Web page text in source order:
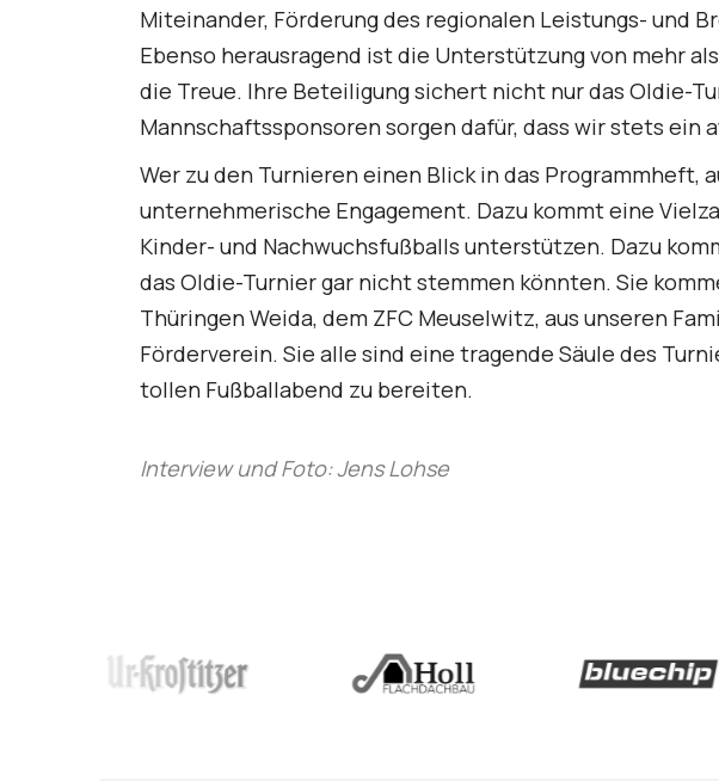
Miteinander, Förderung des regionalen Leistungs- und
Ebenso herausragend ist die Unterstützung von mehr
die Treue. Ihre Beteiligung sichert nicht nur das Oldie-
Mannschaftssponsoren sorgen dafür, dass wir stets ein
Wer zu den Turnieren einen Blick in das Programmheft,
unternehmerische Engagement. Dazu kommt eine
Kinder- und Nachwuchsfußballs unterstützen. Dazu
das Oldie-Turnier gar nicht stemmen könnten. Sie
Thüringen Weida, dem ZFC Meuselwitz, aus unseren
Förderverein. Sie alle sind eine tragende Säule des
tollen Fußballabend zu bereiten.
Interview und Foto: Jens Lohse